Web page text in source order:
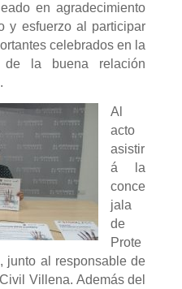
en agradecimiento
y esfuerzo al participar
celebrados en la
de la buena relación
Al
acto
asistir
á la
conce
jala
de
Prote
junto al responsable de
Villena. Además del